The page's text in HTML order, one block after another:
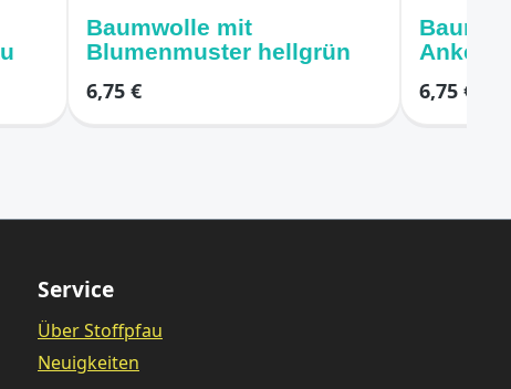
Baumwolle mit
Blumenmuster hellgrün
6,75 €
Ankern
6,75 €
Service
Über Stoffpfau
Neuigkeiten